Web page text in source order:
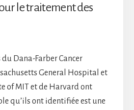
le traitement des
Dana-Farber Cancer
General Hospital et
of MIT et de Harvard ont
qu’ils ont identifiée est une